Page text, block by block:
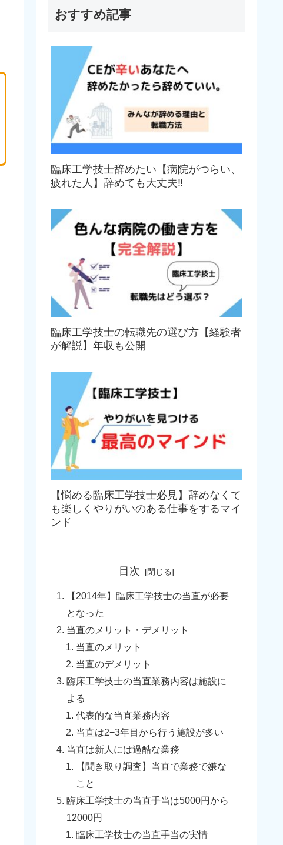
おすすめ記事
臨床工学技士辞めたい【病院がつらい、
疲れた人】辞めても大丈夫‼
臨床工学技士の転職先の選び方【経験者
が解説】年収も公開
【悩める臨床工学技士必見】辞めなくて
も楽しくやりがいのある仕事をするマイ
ンド
目次
【2014年】臨床工学技士の当直が必要
となった
当直のメリット・デメリット
当直のメリット
当直のデメリット
臨床工学技士の当直業務内容は施設に
よる
代表的な当直業務内容
当直は2−3年目から行う施設が多い
当直は新人には過酷な業務
【聞き取り調査】当直で業務で嫌な
こと
臨床工学技士の当直手当は5000円から
12000円
臨床工学技士の当直手当の実情